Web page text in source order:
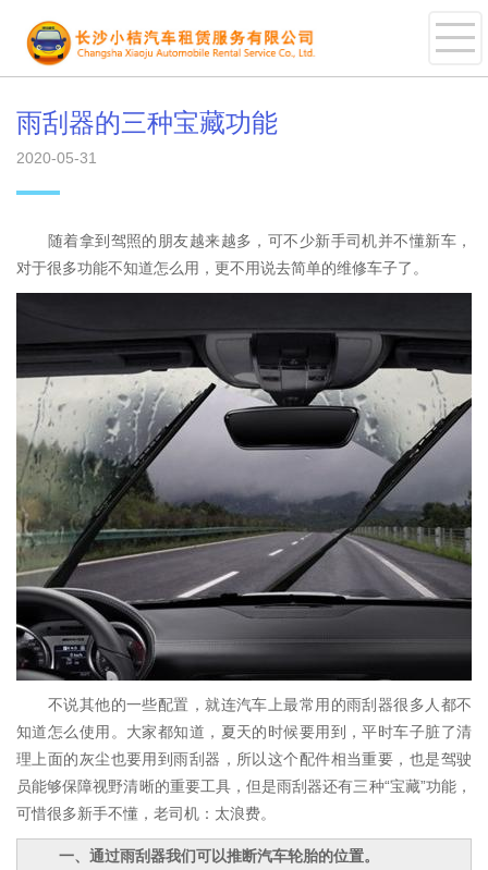
雨刮器的三种宝藏功能
2020-05-31
随着拿到驾照的朋友越来越多，可不少新手司机并不懂新车，
对于很多功能不知道怎么用，更不用说去简单的维修车子了。
不说其他的一些配置，就连汽车上最常用的雨刮器很多人都不
知道怎么使用。大家都知道，夏天的时候要用到，平时车子脏了清
理上面的灰尘也要用到雨刮器，所以这个配件相当重要，也是驾驶
员能够保障视野清晰的重要工具，但是雨刮器还有三种“宝藏”功能，
可惜很多新手不懂，老司机：太浪费。
一、通过雨刮器我们可以推断汽车轮胎的位置。